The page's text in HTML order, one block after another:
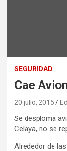
SEGURIDAD
Cae
20 julio, 2015
Se desploma
Celaya, no se
Alrededor de